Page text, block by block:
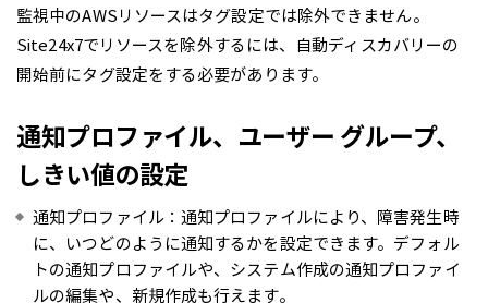
監視中のAWSリソースはタグ設定では除外できません。
Site24x7でリソースを除外するには、自動ディスカバリーの
開始前にタグ設定をする必要があります。
通知プロファイル、ユーザー グループ、
しきい値の設定
通知プロファイル：通知プロファイルにより、障害発生時
に、いつどのように通知するかを設定できます。デフォル
トの通知プロファイルや、システム作成の通知プロファイ
ルの編集や、新規作成も行えます。